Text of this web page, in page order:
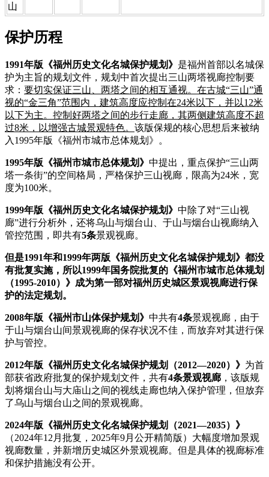
山
保护历程
1991年版《福州历史文化名城保护规划》 是福州首部以名城保
护为主旨的规划文件，规划中首次提出三山两塔视廊控制要
求： 要切实保证三山、两塔之间的相互通视。在古城“三山”通
视的“金三角”范围内，建筑高度应控制在24米以下，并以12米
以下为主。控制好两塔之间的步行走廊，其两侧建筑高度不超
过8米，以增强古城景观特色。 该版保规的核心思想后来被纳
入1995年版《福州市城市总体规划》。
1995年版《福州市城市总体规划》 中提出，重点保护“三山两
塔一条街”的空间格局，严格保护三山视廊，限高为24米，宽
度为100米。
1999年版《福州历史文化名城保护规划》 中除了对“三山视
廊”进行分析外，还将乌山与烟台山、于山与烟台山视廊纳入
管控范围，即共有5条景观视廊。
但是1991年和1999年两版《福州历史文化名城保护规划》都没
有批复实施，所以1999年国务院批复的《福州市城市总体规划
（1995-2010）》成为第一部对福州历史城区景观视廊进行保
护的法定规划。
2008年版《福州市山体保护规划》 中共有4条景观视廊，由于
于山与烟台山间景观视廊的保存状况不佳，而放弃对其进行保
护与管控。
2012年版《福州历史文化名城保护规划（2012—2020）》 为首
部获省政府批复的保护规划文件，共有4条景观视廊 ，该版规
划将烟台山与大庙山之间的视线走廊也纳入保护管理，但放弃
了乌山与烟台山之间的景观视廊。
2024年版《福州历史文化名城保护规划（2021—2035）》
（2024年12月批复，2025年9月公开精简版）大幅度增加景观
视廊数量，并新增历史城区外景观视廊。但是具体的视廊标准
和保护措施没有公开。